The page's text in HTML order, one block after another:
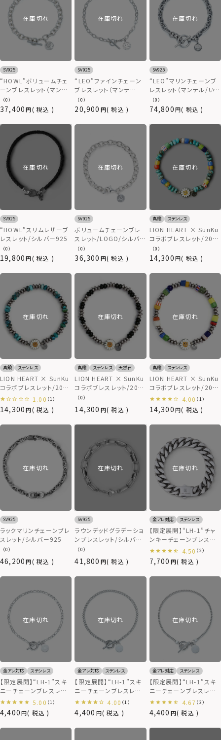
在庫切れ
SV925
“HOWL”ボリュームチェ
ーンブレスレット（マンテ
ル/HOWL）/シルバー925
37,400 税込
（0）
在庫切れ
SV925
“LEO”ファインチェーン
ブレスレット（マンテ
ル/LEO）/シルバー925
20,900 税込
（0）
在庫切れ
SV925
“LEO”マリンチェーンブ
レスレット（マンテル/いぶ
し仕上げ）/シルバー925
74,800 税込
（0）
在庫切れ
SV925
“HOWL”スリムレザーブ
レスレット/シルバー925
19,800 税込
（0）
在庫切れ
SV925
ボリュームチェーンブレ
スレット/LOGO/シルバー
925
36,300 税込
（0）
在庫切れ
真鍮 ステンレス
LION HEART × SunKu
コラボブレスレット/2024
年モデル/TYPE E（ター
コイズミックス）
14,300 税込
（0）
在庫切れ
真鍮 ステンレス
LION HEART × SunKu
コラボブレスレット/2024
年モデル/TYPE D（ター
コイズ）
14,300 税込
1.00 （1）
在庫切れ
真鍮 ステンレス 天然石
LION HEART × SunKu
コラボブレスレット/2024
年モデル/TYPE C（オニ
キス）
14,300 税込
（0）
在庫切れ
真鍮 ステンレス
LION HEART × SunKu
コラボブレスレット/2024
年モデル/TYPE A（ガラス
ビーズ）
14,300 税込
4.00 （1）
在庫切れ
SV925
ラックマリンチェーンブレ
スレット/シルバー925
46,200 税込
（0）
在庫切れ
SV925
ラウンデッドグラデーショ
ンブレスレット/シルバー
925
41,800 税込
（0）
在庫切れ
金アレ対応 ステンレス
【限定展開】“LH-1”チャ
ンキーチェーンブレスレ
ット（type B）/ステンレス
スティール
7,700 税込
4.50 （2）
在庫切れ
金アレ対応 ステンレス
【限定展開】“LH-1”スキ
ニーチェーンブレスレット
（フィガロ）/サージカルス
テンレス（金属アレルギー
対応）
4,400 税込
5.00 （1）
在庫切れ
金アレ対応 ステンレス
【限定展開】“LH-1”スキ
ニーチェーンブレスレット
（キヘイ）/サージカルス
テンレス（金属アレルギー
対応）
4,400 税込
4.00 （1）
在庫切れ
金アレ対応 ステンレス
【限定展開】“LH-1”スキ
ニーチェーンブレスレット
（スネーク）/サージカル
ステンレス（金属アレルギ
ー対応）
4,400 税込
4.67 （3）